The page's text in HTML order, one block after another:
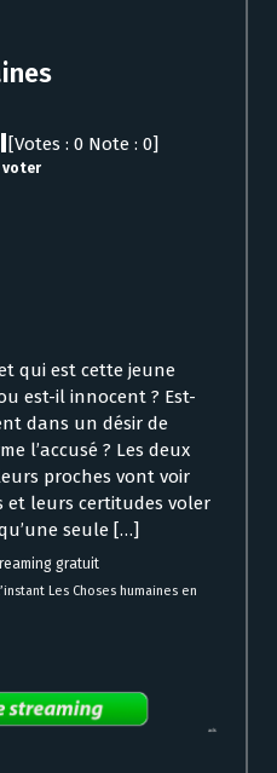
[Votes : 0 Note : 0]
voter
qui est cette jeune
est-il innocent ? Est-
dans un désir de
l’accusé ? Les deux
proches vont voir
et leurs certitudes voler
seule […]
gratuit
Les Choses humaines en